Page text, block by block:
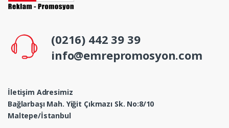
(0216) 442 39 39
info@emrepromosyon.com
İletişim Adresimiz
Bağlarbaşı Mah. Yiğit Çıkmazı Sk. No:8/10
Maltepe/İstanbul